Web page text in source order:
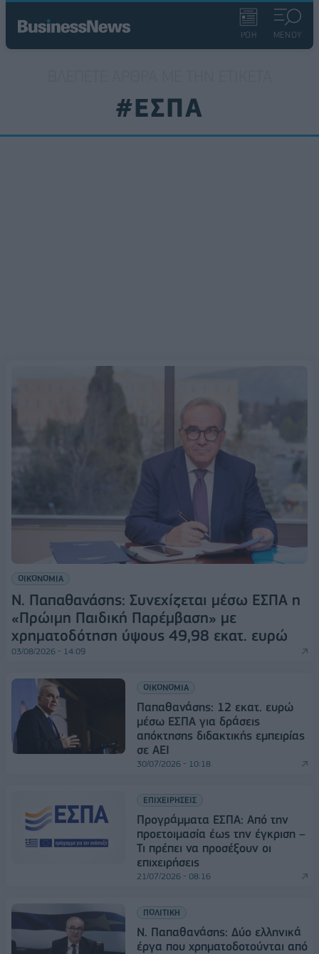
ΡΟΗ ΜΕΝΟΥ
#ΕΣΠΑ
ΟΙΚΟΝΟΜΙΑ
Ν. Παπαθανάσης: Συνεχίζεται μέσω ΕΣΠΑ η
«Πρώιμη Παιδική Παρέμβαση» με
χρηματοδότηση ύψους 49,98 εκατ. ευρώ
03/08/2026 - 14:09
ΟΙΚΟΝΟΜΙΑ
Παπαθανάσης: 12 εκατ. ευρώ
μέσω ΕΣΠΑ για δράσεις
απόκτησης διδακτικής εμπειρίας
σε ΑΕΙ
30/07/2026 - 10:18
ΕΠΙΧΕΙΡΗΣΕΙΣ
Προγράμματα EΣΠΑ: Από την
προετοιμασία έως την έγκριση –
Τι πρέπει να προσέξουν οι
επιχειρήσεις
21/07/2026 - 08:16
ΠΟΛΙΤΙΚΗ
Ν. Παπαθανάσης: Δύο ελληνικά
έργα που χρηματοδοτούνται από